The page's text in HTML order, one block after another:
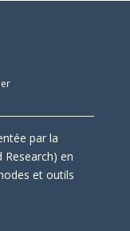
par la
en
et outils